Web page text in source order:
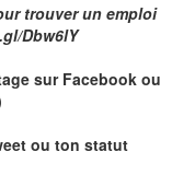
trouver un emploi
Dbw6lY
sur Facebook ou
ou ton statut